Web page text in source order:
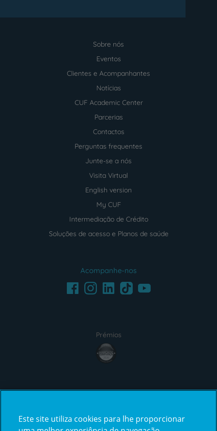
Sobre nós
Eventos
Clientes e Acompanhantes
Notícias
CUF Academic Center
Parcerias
Contactos
Perguntas frequentes
Junte-se a nós
Visita Virtual
English version
My CUF
Intermediação de Crédito
Soluções de acesso e Planos de saúde
Acompanhe-nos
FacebookInstagramLinkedInTikTokYoutube
Prémios
award4
certification2certification3
Este site utiliza cookies para lhe proporcionar